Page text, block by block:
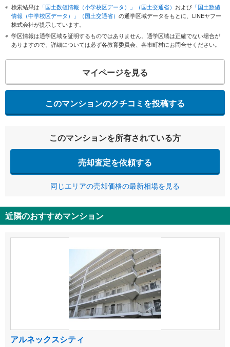
検索結果は 「国土数値情報（小学校区データ）」（国土交通省） および 「国土数値
情報（中学校区データ）」（国土交通省） の通学区域データをもとに、LINEヤフー
株式会社が提示しています。
学区情報は通学区域を証明するものではありません。通学区域は正確でない場合が
ありますので、詳細については必ず各教育委員会、各市町村にお問合せください。
マイページを見る
このマンションのクチコミを投稿する
このマンションを所有されている方
売却査定を依頼する
同じエリアの売却価格の最新相場を見る
近隣のおすすめマンション
アルネックスシティ